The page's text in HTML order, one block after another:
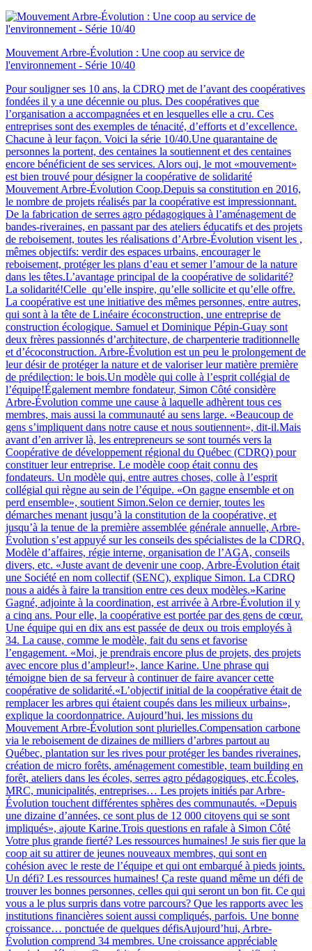
Mouvement Arbre-Évolution : Une coop au service de
l'environnement - Série 10/40
Pour souligner ses 10 ans, la CDRQ met de l’avant des coopératives
fondées il y a une décennie ou plus. Des coopératives que
l’organisation a accompagnées et en lesquelles elle a cru. Ces
entreprises sont des exemples de ténacité, d’efforts et d’excellence.
Chacune à leur façon. Voici la série 10/40.Une quarantaine de
personnes la portent, des centaines la soutiennent et des centaines
encore bénéficient de ses services. Alors oui, le mot «mouvement»
est bien trouvé pour désigner la coopérative de solidarité
Mouvement Arbre-Évolution Coop.Depuis sa constitution en 2016,
le nombre de projets réalisés par la coopérative est impressionnant.
De la fabrication de serres agro pédagogiques à l’aménagement de
bandes-riveraines, en passant par des ateliers éducatifs et des projets
de reboisement, toutes les réalisations d’Arbre-Évolution visent les ,
mêmes objectifs: verdir des espaces urbains, encourager le
reboisement, protéger les plans d’eau et semer l’amour de la nature
dans les têtes.L’avantage principal de la coopérative de solidarité?
La solidarité!Celle qu’elle inspire, qu’elle sollicite et qu’elle offre.
La coopérative est une initiative des mêmes personnes, entre autres,
qui sont à la tête de Linéaire écoconstruction, une entreprise de
construction écologique. Samuel et Dominique Pépin-Guay sont
deux frères passionnés d’architecture, de charpenterie traditionnelle
et d’écoconstruction. Arbre-Évolution est un peu le prolongement de
leur désir de protéger la nature et de valoriser leur matière première
de prédilection: le bois.Un modèle qui colle à l’esprit collégial de
l’équipe!Également membre fondateur, Simon Côté considère
Arbre-Évolution comme une cause à laquelle adhèrent tous ces
membres, mais aussi la communauté au sens large. «Beaucoup de
gens s’impliquent dans notre cause et nous soutiennent», dit-il.Mais
avant d’en arriver là, les entrepreneurs se sont tournés vers la
Coopérative de développement régional du Québec (CDRQ) pour
constituer leur entreprise. Le modèle coop était connu des
fondateurs. Un modèle qui, entre autres choses, colle à l’esprit
collégial qui règne au sein de l’équipe. «On gagne ensemble et on
perd ensemble», soutient Simon.Selon ce dernier, toutes les
démarches menant jusqu’à la constitution de la coopérative, et
jusqu’à la tenue de la première assemblée générale annuelle, Arbre-
Évolution s’est appuyé sur les conseils des spécialistes de la CDRQ.
Modèle d’affaires, régie interne, organisation de l’AGA, conseils
divers, etc. «Juste avant de devenir une coop, Arbre-Évolution était
une Société en nom collectif (SENC), explique Simon. La CDRQ
nous a aidés à faire la transition entre ces deux modèles.»Karine
Gagné, adjointe à la coordination, est arrivée à Arbre-Évolution il y
a cinq ans. Pour elle, la coopérative est portée par des gens de cœur.
Une équipe qui en dix ans est passée de deux ou trois employés à
34. La cause, comme le modèle, fait du sens et favorise
l’engagement. «Moi, je prendrais encore plus de projets, des projets
avec encore plus d’ampleur!», lance Karine. Une phrase qui
témoigne bien de sa ferveur à continuer de faire avancer cette
coopérative de solidarité.«L’objectif initial de la coopérative était de
remplacer les arbres qui étaient coupés dans les milieux urbains»,
explique la coordonnatrice. Aujourd’hui, les missions du
Mouvement Arbre-Évolution sont plurielles.Compensation carbone
via le reboisement de dizaines de milliers d’arbres partout au
Québec, plantation sur les rives pour protéger les bandes riveraines,
création de micro forêts, aménagement comestible, team building en
forêt, ateliers dans les écoles, serres agro pédagogiques, etc.Écoles,
MRC, municipalités, entreprises… Les projets initiés par Arbre-
Évolution touchent différentes sphères des communautés. «Depuis
une dizaine d’années, ce sont plus de 12 000 citoyens qui se sont
impliqués», ajoute Karine.Trois questions en rafale à Simon Côté
Votre plus grande fierté? Les ressources humaines! Je suis fier que la
coop ait su attirer de jeunes nouveaux membres, qui sont en
cohésion avec le reste de l’équipe et qui ont embarqué à pieds joints.
Un défi? Les ressources humaines! Ça reste quand même un défi de
trouver les bonnes personnes, celles qui qui seront un bon fit. Ce qui
vous a le plus surpris dans votre parcours? Que les rapports avec les
institutions financières soient aussi compliqués, parfois. Une bonne
croissance… ponctuée de quelques défisAujourd’hui, Arbre-
Évolution comprend 34 membres. Une croissance appréciable